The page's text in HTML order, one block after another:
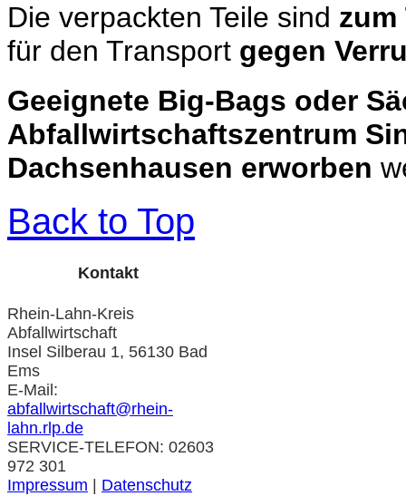
Die verpackten Teile sind zum
für den Transport gegen
Geeignete Big-Bags oder
Abfallwirtschaftszentrum
Dachsenhausen erworben
Back to Top
Kontakt
Rhein-Lahn-Kreis
Abfallwirtschaft
Insel Silberau 1, 56130 Bad
Ems
E-Mail:
abfallwirtschaft@rhein-
lahn.rlp.de
SERVICE-TELEFON: 02603
972 301
Impressum
Datenschutz